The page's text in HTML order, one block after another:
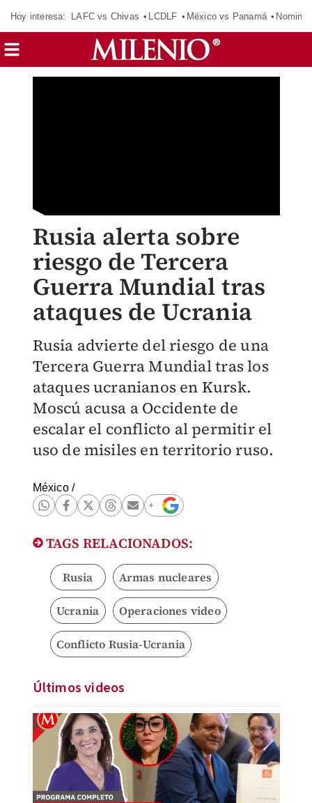
Hoy interesa: LAFC vs Chivas LCDLF México vs Panamá
Rusia alerta sobre
riesgo de Tercera
Guerra Mundial tras
ataques de Ucrania
Rusia advierte del riesgo de una
Tercera Guerra Mundial tras los
ataques ucranianos en Kursk.
Moscú acusa a Occidente de
escalar el conflicto al permitir el
uso de misiles en territorio ruso.
México/
TAGS RELACIONADOS:
Rusia Armas nucleares
Ucrania Operaciones video
Conflicto Rusia-Ucrania
Últimos videos